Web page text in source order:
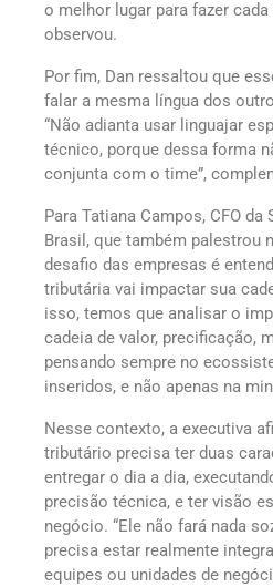
o melhor lugar para fazer cada
observou.
Por fim, Dan ressaltou que
falar a mesma língua dos
“Não adianta usar linguajar
técnico, porque dessa forma
conjunta com o time”,
Para Tatiana Campos, CFO da
Brasil, que também palestrou
desafio das empresas é
tributária vai impactar sua
isso, temos que analisar o
cadeia de valor, precificação,
pensando sempre no
inseridos, e não apenas na
Nesse contexto, a executiva
tributário precisa ter duas
entregar o dia a dia,
precisão técnica, e ter visão
negócio. “Ele não fará nada
precisa estar realmente
equipes ou unidades de